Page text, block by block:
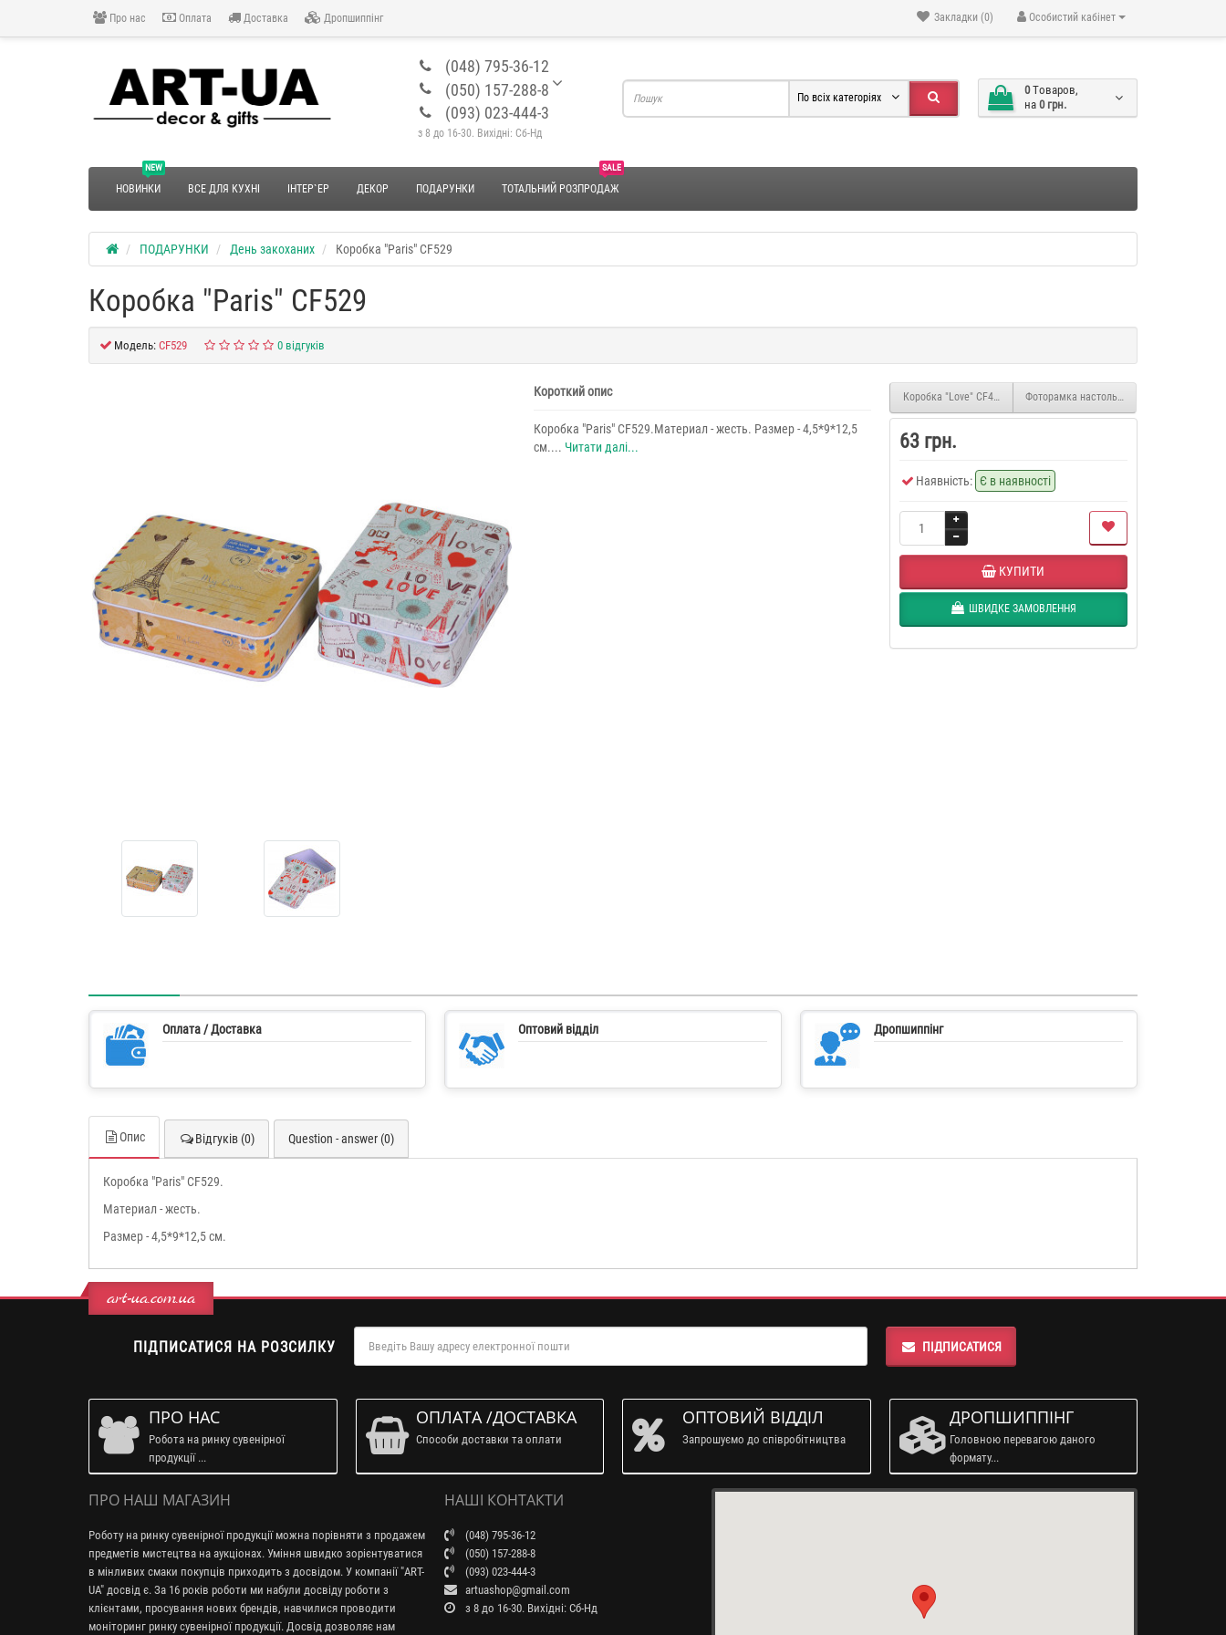
Про нас Оплата Доставка Дропшиппінг Особистий кабінет
Закладки (0)
(048) 795-36-12
(050) 157-288-8
(093) 023-444-3
з 8 до 16-30. Вихідні: Сб-Нд
0 Tоваров,
на 0 грн.
По всіх категоріях
NEW
НОВИНКИ ВСЕ ДЛЯ КУХНІ ІНТЕР`ЕР ДЕКОР ПОДАРУНКИ
SALE
ТОТАЛЬНИЙ РОЗПРОДАЖ
ПОДАРУНКИ День закоханих Коробка "Paris" CF529
Коробка "Paris" CF529
Модель: CF529 0 відгуків
Короткий опис
Коробка "Paris" CF529.Материал - жесть. Размер - 4,5*9*12,5
см.... Читати далі...
Коробка "Love" CF494 Фоторамка настольная "Кruzhevo" PR5024
63 грн.
Наявність: Є в наявності
КУПИТИ
ШВИДКЕ ЗАМОВЛЕННЯ
Оплата / Доставка Оптовий відділ Дропшиппінг
Опис Відгуків (0) Question - answer (0)
Коробка "Paris" CF529.
Материал - жесть.
Размер - 4,5*9*12,5 см.
art-ua.com.ua
ПІДПИСАТИСЯ НА РОЗСИЛКУ ПІДПИСАТИСЯ
ПРО НАС
Робота на ринку сувенірної
продукції ...
ОПЛАТА /ДОСТАВКА
Способи доставки та оплати
ОПТОВИЙ ВІДДІЛ
Запрошуємо до співробітництва
ДРОПШИППІНГ
Головною перевагою даного
формату...
ПРО НАШ МАГАЗИН
Роботу на ринку сувенірної продукції можна порівняти з продажем
предметів мистецтва на аукціонах. Уміння швидко зорієнтуватися
в мінливих смаки покупців приходить з досвідом. У компанії "ART-
UA" досвід є. За 16 років роботи ми набули досвіду роботи з
клієнтами, просування нових брендів, навчилися проводити
моніторинг ринку сувенірної продукції. Досвід дозволяє нам
НАШІ КОНТАКТИ
(048) 795-36-12
(050) 157-288-8
(093) 023-444-3
artuashop@gmail.com
з 8 до 16-30. Вихідні: Сб-Нд